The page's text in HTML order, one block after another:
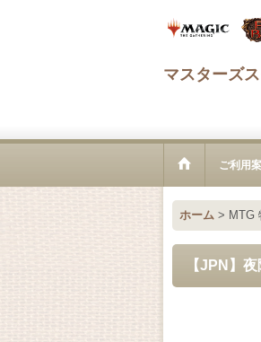
マスターズ
ご利用
ホーム > MTG
【JPN】